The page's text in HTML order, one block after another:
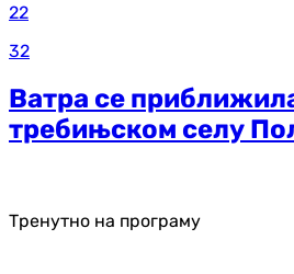
22
32
Ватра се
требињском селу
Тренутно на програму